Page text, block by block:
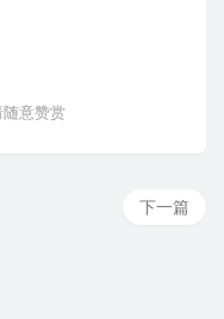
意赞赏
下一篇